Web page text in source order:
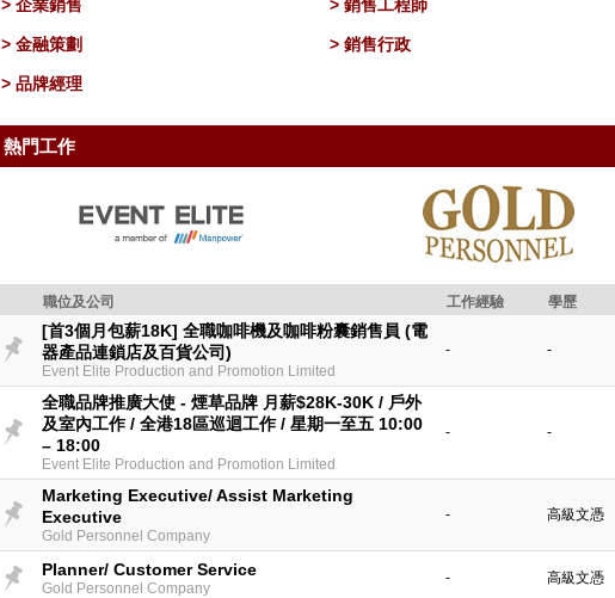
> 企業銷售 > 銷售工程師
> 金融策劃 > 銷售行政
> 品牌經理
熱門工作
職位及公司 工作經驗 學歷
[首3個月包薪18K] 全職咖啡機及咖啡粉囊銷售員 (電
器產品連鎖店及百貨公司)
Event Elite Production and Promotion Limited
- -
全職品牌推廣大使 - 煙草品牌 月薪$28K-30K / 戶外
及室內工作 / 全港18區巡迴工作 / 星期一至五 10:00
– 18:00
Event Elite Production and Promotion Limited
- -
Marketing Executive/ Assist Marketing
Executive
Gold Personnel Company
- 高級文憑
Planner/ Customer Service
Gold Personnel Company
- 高級文憑